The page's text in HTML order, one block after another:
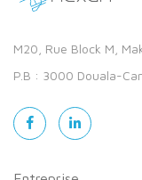
M20, Rue Block M,
P.B : 3000 Douala-